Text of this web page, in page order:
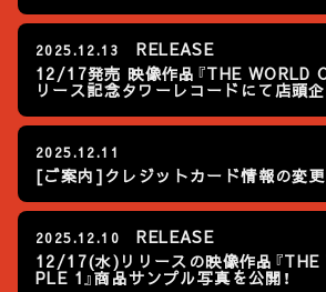
2025.12.13
RELEASE
12/17発売 映像作品『THE WORLD
リース記念タワーレコードにて店頭
2025.12.11
[ご案内]クレジットカード情報の変
2025.12.10
RELEASE
12/17(水)リリースの映像作品『THE
PLE 1』商品サンプル写真を公開！